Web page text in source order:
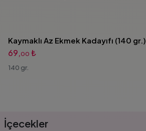
Kaymaklı Az Ekmek Kadayıfı (140 gr.)
69,00 ₺
140 gr.
İçecekler